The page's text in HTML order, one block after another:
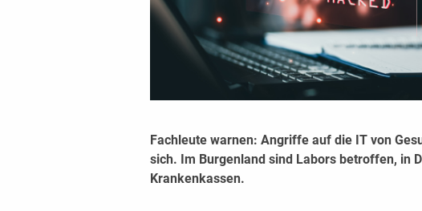
Fachleute warnen: Angriffe auf die IT von
sich. Im Burgenland sind Labors betroffen, in
Krankenkassen.